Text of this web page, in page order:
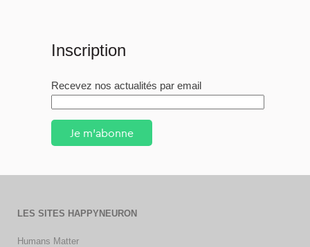
Inscription
Recevez nos actualités par email
Je m'abonne
LES SITES HAPPYNEURON
Humans Matter